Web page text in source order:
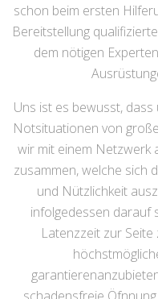
schon beim ersten
Bereitstellung
dem nötigen
Uns ist es bewusst,
Notsituationen von
wir mit einem Netzwerk
zusammen, welche sich
und Nützlichkeit
infolgedessen darauf
Latenzzeit zur